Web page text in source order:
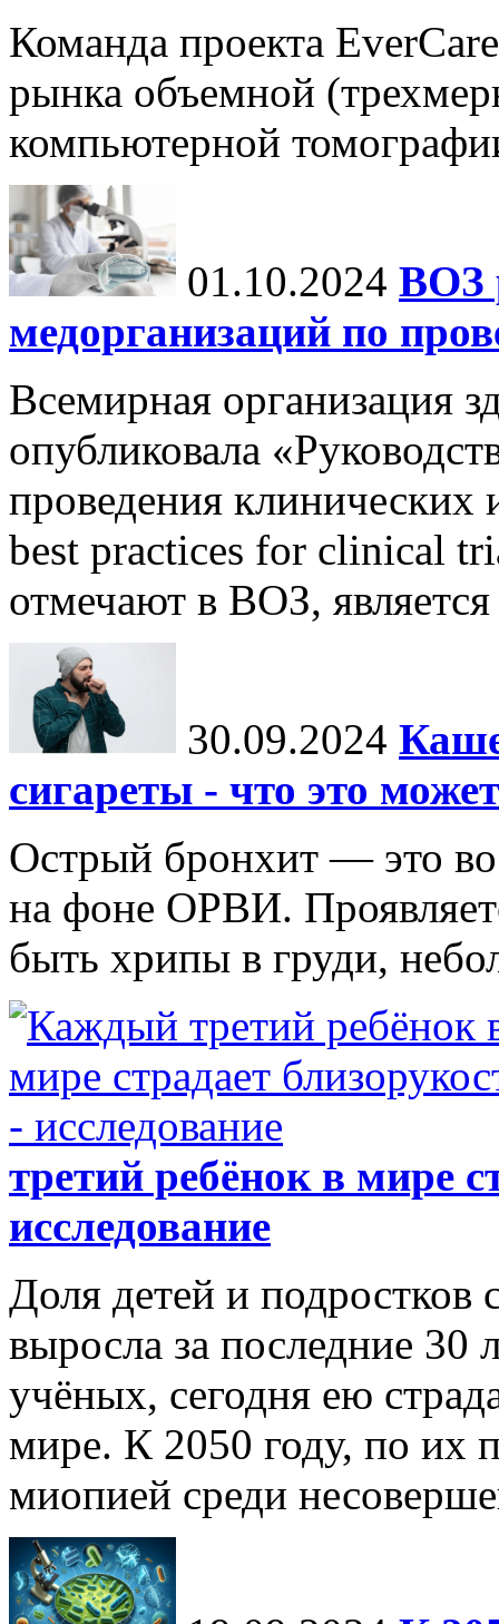
Команда проекта
рынка объемной
компьютерной
01.10.2024 ВОЗ
медорганизаций по
Всемирная организация
опубликовала
проведения клинических
best practices for clinical
отмечают в ВОЗ,
30.09.2024
сигареты - что это
Острый бронхит — это
на фоне ОРВИ.
быть хрипы в груди,
третий ребёнок в мире
исследование
Доля детей и подростков
выросла за последние 30
учёных, сегодня ею
мире. К 2050 году, по их
миопией среди